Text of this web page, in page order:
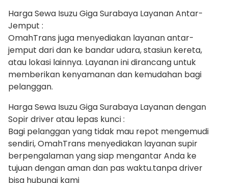
Harga Sewa Isuzu Giga Surabaya Layanan Antar-
Jemput :
OmahTrans juga menyediakan layanan antar-
jemput dari dan ke bandar udara, stasiun kereta,
atau lokasi lainnya. Layanan ini dirancang untuk
memberikan kenyamanan dan kemudahan bagi
pelanggan.
Harga Sewa Isuzu Giga Surabaya Layanan dengan
Sopir driver atau lepas kunci :
Bagi pelanggan yang tidak mau repot mengemudi
sendiri, OmahTrans menyediakan layanan supir
berpengalaman yang siap mengantar Anda ke
tujuan dengan aman dan pas waktu.tanpa driver
bisa hubungi kami